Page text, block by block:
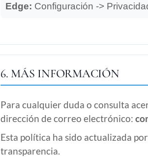
Edge: Configuración ->
6. MÁS INFORMACIÓN
Para cualquier duda o consulta
dirección de correo electrónico:
Esta política ha sido actualizada
transparencia.